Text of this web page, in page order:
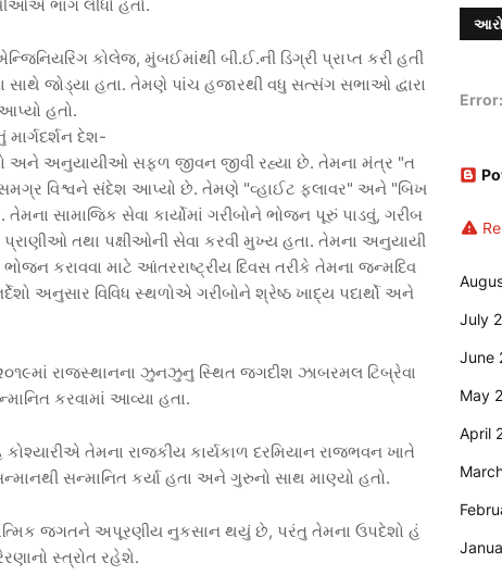
ભાગ લીધો હતો.
કોલેજ, મુંબઈમાંથી બી.ઈ.ની ડિગ્રી પ્રાપ્ત કરી હતી
સાથે જોડ્યા હતા. તેમણે પાંચ હજારથી વધુ સત્સંગ સભાઓ દ્વારા
હતો.
માર્ગદર્શન દેશ-
અને અનુયાયીઓ સફળ જીવન જીવી રહ્યા છે. તેમના મંત્ર "ત
વિશ્વને સંદેશ આપ્યો છે. તેમણે "વ્હાઈટ ફ્લાવર" અને "બિખ
. તેમના સામાજિક સેવા કાર્યોમાં ગરીબોને ભોજન પૂરું પાડવું, ગરીબ
પ્રાણીઓ તથા પક્ષીઓની સેવા કરવી મુખ્ય હતા. તેમના અનુયાયી
ભોજન કરાવવા માટે આંતરરાષ્ટ્રીય દિવસ તરીકે તેમના જન્મદિવ
અનુસાર વિવિધ સ્થળોએ ગરીબોને શ્રેષ્ઠ ખાદ્ય પદાર્થો અને
રાજસ્થાનના ઝુનઝુનુ સ્થિત જગદીશ ઝાબરમલ ટિબ્રેવા
કરવામાં આવ્યા હતા.
કોશ્યારીએ તેમના રાજકીય કાર્યકાળ દરમિયાન રાજભવન ખાતે
સન્માનિત કર્યા હતા અને ગુરુનો સાથ માણ્યો હતો.
જગતને અપૂરણીય નુકસાન થયું છે, પરંતુ તેમના ઉપદેશો હં
સ્ત્રોત રહેશે.
Error:
July
June
May
April